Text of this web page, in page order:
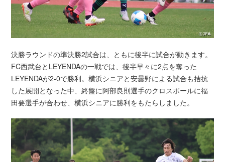
決勝ラウンドの準決勝2試合は、ともに後半に試合が動きます。
FC西武台とLEYENDAの一戦では、後半早々に2点を奪った
LEYENDAが2-0で勝利。横浜シニアと安曇野による試合も拮抗
した展開となった中、終盤に阿部良則選手のクロスボールに福
田要選手が合わせ、横浜シニアに勝利をもたらしました。